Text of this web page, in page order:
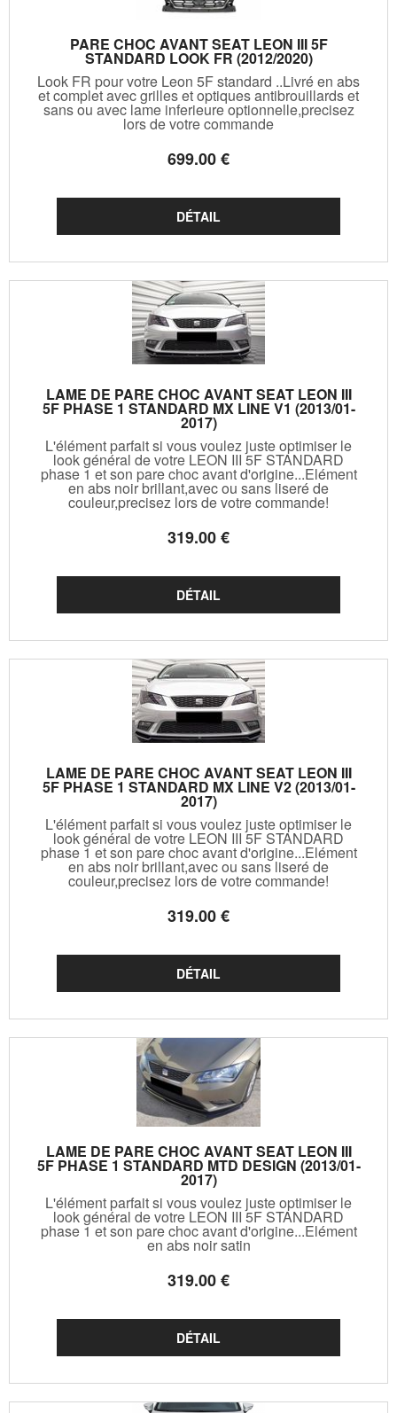
PARE CHOC AVANT SEAT LEON III 5F
STANDARD LOOK FR (2012/2020)
Look FR pour votre Leon 5F standard ..Livré en abs
et complet avec grilles et optiques antibrouillards et
sans ou avec lame inferieure optionnelle,precisez
lors de votre commande
699.00€
LAME DE PARE CHOC AVANT SEAT LEON III
5F PHASE 1 STANDARD MX LINE V1 (2013/01-
2017)
L'élément parfait si vous voulez juste optimiser le
look général de votre LEON III 5F STANDARD
phase 1 et son pare choc avant d'origine...Elément
en abs noir brillant,avec ou sans liseré de
couleur,precisez lors de votre commande!
319.00€
LAME DE PARE CHOC AVANT SEAT LEON III
5F PHASE 1 STANDARD MX LINE V2 (2013/01-
2017)
L'élément parfait si vous voulez juste optimiser le
look général de votre LEON III 5F STANDARD
phase 1 et son pare choc avant d'origine...Elément
en abs noir brillant,avec ou sans liseré de
couleur,precisez lors de votre commande!
319.00€
LAME DE PARE CHOC AVANT SEAT LEON III
5F PHASE 1 STANDARD MTD DESIGN (2013/01-
2017)
L'élément parfait si vous voulez juste optimiser le
look général de votre LEON III 5F STANDARD
phase 1 et son pare choc avant d'origine...Elément
en abs noir satin
319.00€